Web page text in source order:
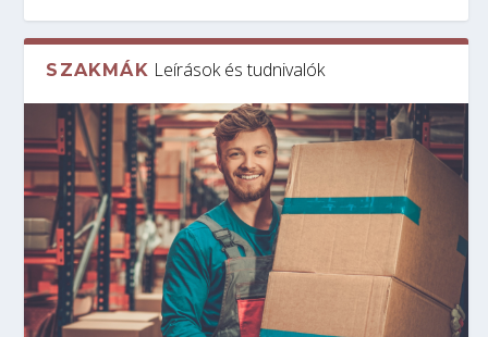
SZAKMÁK Leírások és tudnivalók